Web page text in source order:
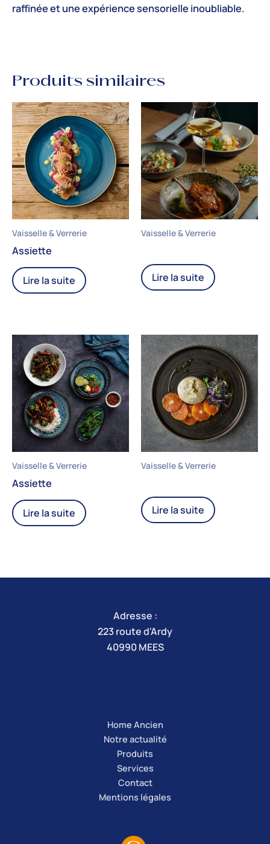
raffinée et une expérience sensorielle inoubliable.
Produits similaires
Vaisselle & Verrerie
Assiette
Lire la suite
Vaisselle & Verrerie
Lire la suite
Vaisselle & Verrerie
Assiette
Lire la suite
Vaisselle & Verrerie
Lire la suite
Adresse :
223 route d'Ardy
40990 MEES
Home Ancien
Notre actualité
Produits
Services
Contact
Mentions légales